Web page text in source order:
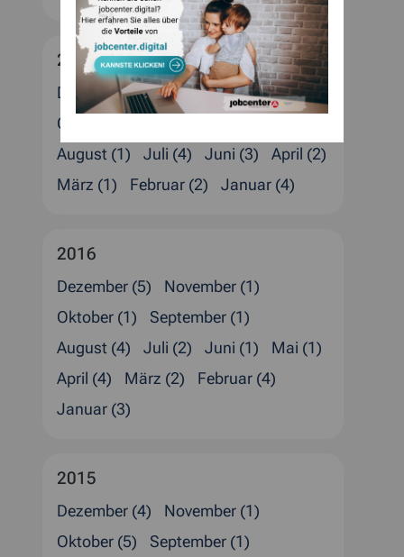
2017
Dezember (4)
November (3)
Oktober (2)
August (1)
Juli (4) Juni (3)
April (2)
März (1)
Februar (2) Januar (4)
2016
Dezember (5)
November (1)
Oktober (1)
September (1)
August (4)
Juli (2) Juni (1)
Mai (1)
April (4)
März (2)
Februar (4)
Januar (3)
2015
Dezember (4)
November (1)
Oktober (5)
September (1)